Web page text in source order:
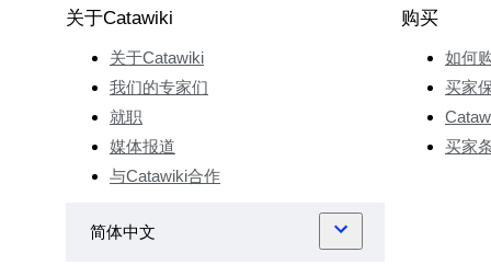
关于Catawiki
关于Catawiki
我们的专家们
就职
媒体报道
与Catawiki合作
购买
如何
买家
买家